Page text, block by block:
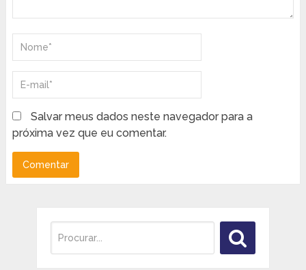
Salvar meus dados neste navegador para a
próxima vez que eu comentar.